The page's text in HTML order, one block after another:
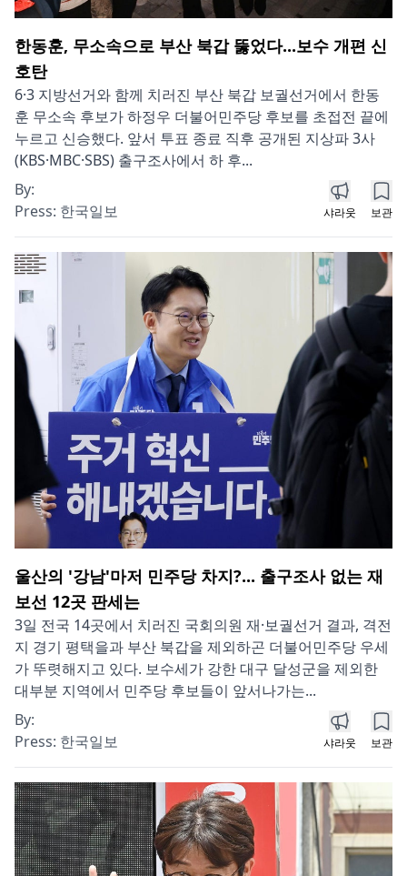
한동훈, 무소속으로 부산 북갑 뚫었다...보수 개편 신
호탄
6·3 지방선거와 함께 치러진 부산 북갑 보궐선거에서 한동
훈 무소속 후보가 하정우 더불어민주당 후보를 초접전 끝에
누르고 신승했다. 앞서 투표 종료 직후 공개된 지상파 3사
(KBS·MBC·SBS) 출구조사에서 하 후...
By:
Press: 한국일보 샤라웃 보관
울산의 '강남'마저 민주당 차지?... 출구조사 없는 재
보선 12곳 판세는
3일 전국 14곳에서 치러진 국회의원 재·보궐선거 결과, 격전
지 경기 평택을과 부산 북갑을 제외하곤 더불어민주당 우세
가 뚜렷해지고 있다. 보수세가 강한 대구 달성군을 제외한
대부분 지역에서 민주당 후보들이 앞서나가는...
By:
Press: 한국일보 샤라웃 보관